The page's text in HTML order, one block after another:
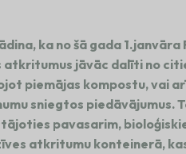
ka no šā gada 1.janvāra
jāvāc dalīti no
piemājas kompostu, vai
sniegtos piedāvājumus.
pavasarim,
atkritumu konteinerā,